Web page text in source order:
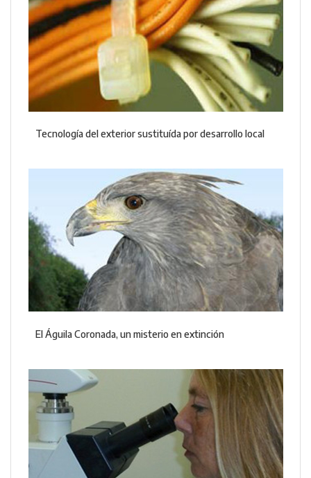
Tecnología del exterior sustituída por desarrollo local
El Águila Coronada, un misterio en extinción